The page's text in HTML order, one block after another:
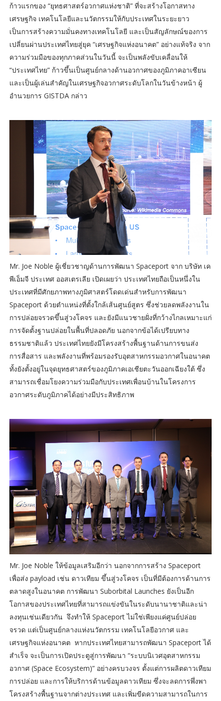
ก้าวแรกของ “ยุทธศาสตร์อวกาศแห่งชาติ” ที่จะสร้างโอกาสทาง
เศรษฐกิจ เทคโนโลยีและนวัตกรรมให้กับประเทศในระยะยาว
เป็นการสร้างความมั่นคงทางเทคโนโลยี และเป็นสัญลักษณ์ของการ
เปลี่ยนผ่านประเทศไทยสู่ยุค “เศรษฐกิจแห่งอนาคต” อย่างแท้จริง จาก
ความร่วมมือของทุกภาคส่วนในวันนี้ จะเป็นพลังขับเคลื่อนให้
“ประเทศไทย” ก้าวขึ้นเป็นศูนย์กลางด้านอวกาศของภูมิภาคอาเซียน
และเป็นผู้เล่นสำคัญในเศรษฐกิจอวกาศระดับโลกในวันข้างหน้า ผู้
อำนวยการ GISTDA กล่าว
Mr. Joe Noble ผู้เชี่ยวชาญด้านการพัฒนา Spaceport จาก บริษัท เค
พีเอ็มจี ประเทศ ออสเตรเลีย เปิดเผยว่า ประเทศไทยถือเป็นหนึ่งใน
ประเทศที่มีศักยภาพทางภูมิศาสตร์โดดเด่นสำหรับการพัฒนา
Spaceport ด้วยตำแหน่งที่ตั้งใกล้เส้นศูนย์สูตร ซึ่งช่วยลดพลังงานใน
การปล่อยจรวดขึ้นสู่วงโคจร และยังมีแนวชายฝั่งที่กว้างไกลเหมาะแก่
การจัดตั้งฐานปล่อยในพื้นที่ปลอดภัย นอกจากข้อได้เปรียบทาง
ธรรมชาติแล้ว ประเทศไทยยังมีโครงสร้างพื้นฐานด้านการขนส่ง
การสื่อสาร และพลังงานที่พร้อมรองรับอุตสาหกรรมอวกาศในอนาคต
ทั้งยังตั้งอยู่ในจุดยุทธศาสตร์ของภูมิภาคเอเชียตะวันออกเฉียงใต้ ซึ่ง
สามารถเชื่อมโยงความร่วมมือกับประเทศเพื่อนบ้านในโครงการ
อวกาศระดับภูมิภาคได้อย่างมีประสิทธิภาพ
Mr. Joe Noble ให้ข้อมูลเสริมอีกว่า นอกจากการสร้าง Spaceport
เพื่อส่ง payload เช่น ดาวเทียม ขึ้นสู่วงโคจร เป็นที่มีต้องการด้านการ
ตลาดสูงในอนาคต การพัฒนา Suborbital Launches ยังเป็นอีก
โอกาสของประเทศไทยที่สามารถแข่งขันในระดับนานาชาติและน่า
ลงทุนเช่นเดียวกัน จึงทำให้ Spaceport ไม่ใช่เพียงแค่ศูนย์ปล่อย
จรวด แต่เป็นศูนย์กลางแห่งนวัตกรรม เทคโนโลยีอวกาศ และ
เศรษฐกิจแห่งอนาคต หากประเทศไทยสามารถพัฒนา Spaceport ได้
สำเร็จ จะเป็นการเปิดประตูสู่การพัฒนา “ระบบนิเวศอุตสาหกรรม
อวกาศ (Space Ecosystem)” อย่างครบวงจร ตั้งแต่การผลิตดาวเทียม
การปล่อย และการให้บริการด้านข้อมูลดาวเทียม ซึ่งจะลดการพึ่งพา
โครงสร้างพื้นฐานจากต่างประเทศ และเพิ่มขีดความสามารถในการ